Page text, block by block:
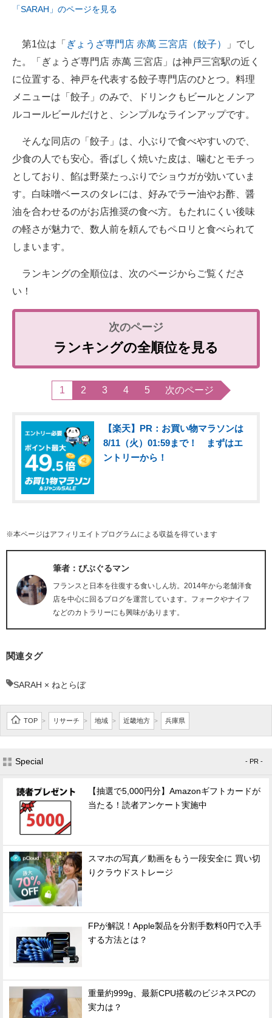
「SARAH」のページを見る
第1位は「 ぎょうざ専門店 赤萬 三宮店（餃子）
」でし
た。「ぎょうざ専門店 赤萬 三宮店」は神戸三宮駅の近く
に位置する、神戸を代表する餃子専門店のひとつ。料理
メニューは「餃子」のみで、ドリンクもビールとノンア
ルコールビールだけと、シンプルなラインアップです。
そんな同店の「餃子」は、小ぶりで食べやすいので、
少食の人でも安心。香ばしく焼いた皮は、噛むとモチっ
としており、餡は野菜たっぷりでショウガが効いていま
す。白味噌ベースのタレには、好みでラー油やお酢、醤
油を合わせるのがお店推奨の食べ方。もたれにくい後味
の軽さが魅力で、数人前を頼んでもペロリと食べられて
しまいます。
ランキングの全順位は、次のページからご覧くださ
い！
ランキングの全順位を見る
1 2 3 4 5 次のページ
【楽天】PR：お買い物マラソンは
8/11（火）01:59まで！ まずはエ
ントリーから！
※本ページはアフィリエイトプログラムによる収益を得ています
筆者：びぶぐるマン
フランスと日本を往復する食いしん坊。2014年から老舗洋食
店を中心に回るブログを運営しています。フォークやナイフ
などのカトラリーにも興味があります。
関連タグ
SARAH × ねとらぼ
TOP > リサーチ > 地域 > 近畿地方 > 兵庫県
Special - PR -
【抽選で5,000円分】Amazonギフトカードが
当たる！読者アンケート実施中
スマホの写真／動画をもう一段安全に 買い切
りクラウドストレージ
FPが解説！Apple製品を分割手数料0円で入手
する方法とは？
重量約999g、最新CPU搭載のビジネスPCの
実力は？